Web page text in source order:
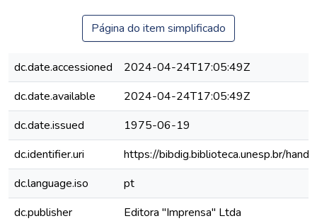
Página do item simplificado
dc.date.accessioned
2024-04-24T17:05:49Z
dc.date.available
2024-04-24T17:05:49Z
dc.date.issued
1975-06-19
dc.identifier.uri
https://bibdig.biblioteca.unesp.br/
dc.language.iso
pt
dc.publisher
Editora "Imprensa" Ltda